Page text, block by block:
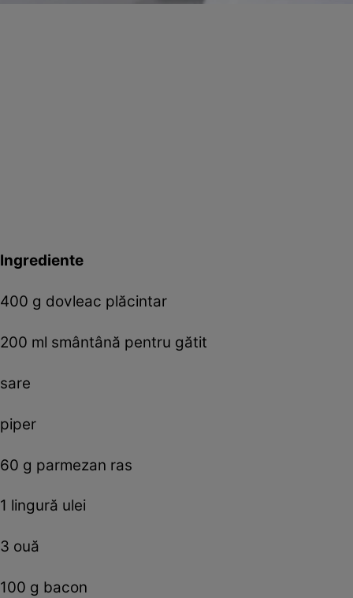
Ingrediente
400 g dovleac plăcintar
200 ml smântână pentru gătit
sare
piper
60 g parmezan ras
1 lingură ulei
3 ouă
100 g bacon